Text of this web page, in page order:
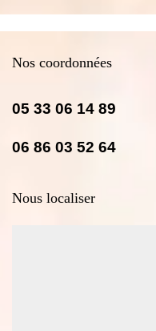
Nos coordonnées
05 33 06 14 89
06 86 03 52 64
Nous localiser